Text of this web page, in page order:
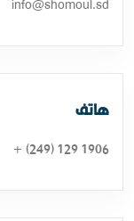
info@shomoul.sd
هاتف
1906 129 (249) +